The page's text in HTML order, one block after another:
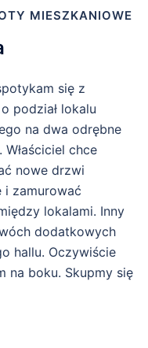
MIESZKANIOWE
się z
podział lokalu
na dwa odrębne
Właściciel chce
nowe drzwi
i zamurować
lokalami. Inny
dodatkowych
hallu. Oczywiście
na boku. Skupmy się